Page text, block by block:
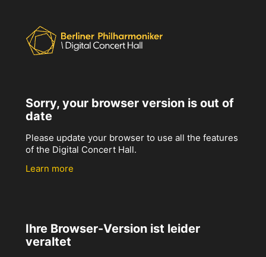
Sorry, your browser version is out of
date
Please update your browser to use all the features
of the Digital Concert Hall.
Learn more
Ihre Browser-Version ist leider
veraltet